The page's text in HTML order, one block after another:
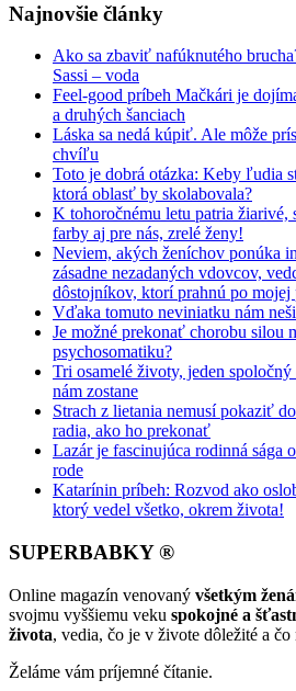
Najnovšie články
Ako sa zbaviť nafúknutého
Sassi – voda
Feel-good príbeh Mačkári je
a druhých šanciach
Láska sa nedá kúpiť. Ale môže
chvíľu
Toto je dobrá otázka: Keby ľudia
ktorá oblasť by skolabovala?
K tohoročnému letu patria
farby aj pre nás, zrelé ženy!
Neviem, akých ženíchov ponúka
zásadne nezadaných vdovcov,
dôstojníkov, ktorí prahnú po mojej
Vďaka tomuto neviniatku nám
Je možné prekonať chorobu silou
psychosomatiku?
Tri osamelé životy, jeden
nám zostane
Strach z lietania nemusí pokaziť
radia, ako ho prekonať
Lazár je fascinujúca rodinná sága
rode
Katarínin príbeh: Rozvod ako
ktorý vedel všetko, okrem života!
SUPERBABKY ®
Online magazín venovaný všetkým
svojmu vyššiemu veku spokojné a
života, vedia, čo je v živote dôležité a čo
Želáme vám príjemné čítanie.